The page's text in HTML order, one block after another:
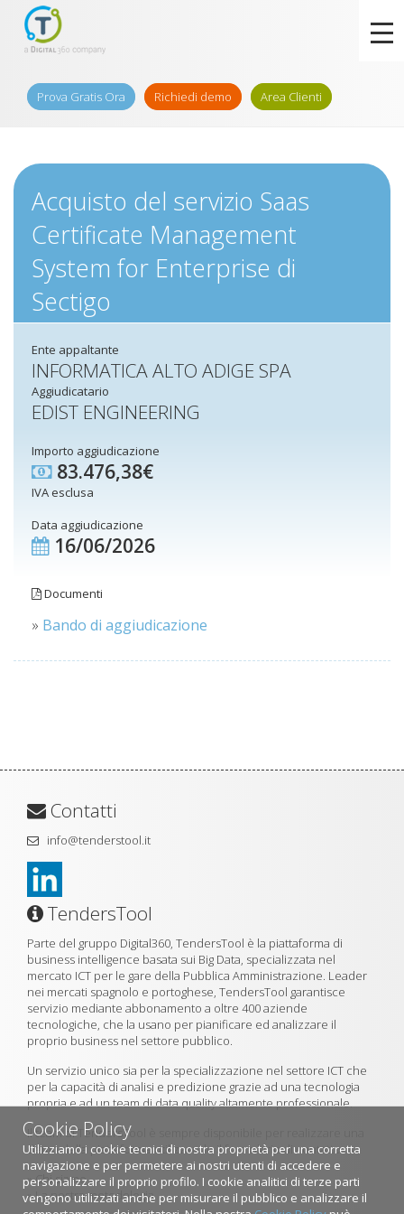
Prova Gratis Ora Richiedi demo Area Clienti
Cookie Policy
Utilizziamo i cookie tecnici di nostra proprietà per una corretta
navigazione e per permetere ai nostri utenti di accedere e
personalizzare il proprio profilo. I cookie analitici di terze parti
vengono utilizzati anche per misurare il pubblico e analizzare il
Acquisto del servizio Saas
Certificate Management
System for Enterprise di
Sectigo
Ente appaltante
INFORMATICA ALTO ADIGE SPA
Aggiudicatario
EDIST ENGINEERING
Importo aggiudicazione
83.476,38€
IVA esclusa
Data aggiudicazione
16/06/2026
Documenti
» Bando di aggiudicazione
Contatti
info@tenderstool.it
TendersTool
Parte del gruppo Digital360, TendersTool è la piattaforma di
business intelligence basata sui Big Data, specializzata nel
mercato ICT per le gare della Pubblica Amministrazione. Leader
nei mercati spagnolo e portoghese, TendersTool garantisce
servizio mediante abbonamento a oltre 400 aziende
tecnologiche, che la usano per pianificare ed analizzare il
proprio business nel settore pubblico.
Un servizio unico sia per la specializzazione nel settore ICT che
per la capacità di analisi e predizione grazie ad una tecnologia
propria e ad un team di data quality altamente professionale.
Il team di TendersTool è sempre disponibile per realizzare una
demo della piattaforma utilizzando il formulario di contatto.
»Chi siamo
»La nostra metodologia